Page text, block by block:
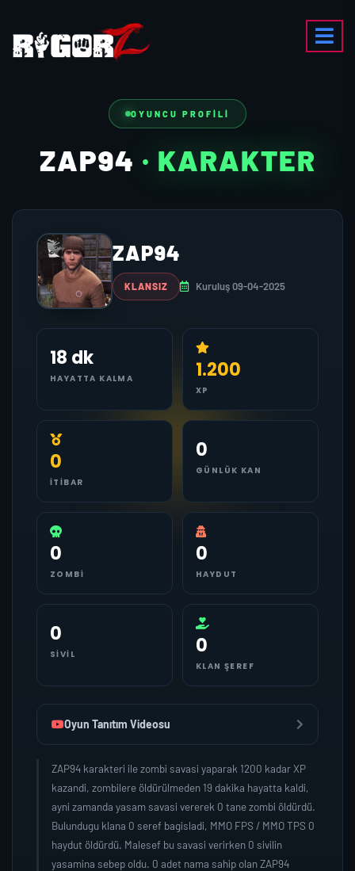
OYUNCU PROFILI
ZAP94 · KARAKTER
ZAP94
KLANSIZ Kuruluş 09-04-2025
18 dk
HAYATTA KALMA 1.200
XP
0
İTIBAR
0
GÜNLÜK KAN
0
ZOMBI
0
HAYDUT
0
SIVIL 0
KLAN ŞEREF
Oyun Tanıtım Videosu
ZAP94 karakteri ile zombi savasi yaparak 1200 kadar XP
kazandi, zombilere öldürülmeden 19 dakika hayatta kaldi,
ayni zamanda yasam savasi vererek 0 tane zombi öldürdü.
Bulundugu klana 0 seref bagisladi, MMO FPS / MMO TPS 0
haydut öldürdü. Malesef bu savasi verirken 0 sivilin
yasamina sebep oldu. 0 adet nama sahip olan ZAP94